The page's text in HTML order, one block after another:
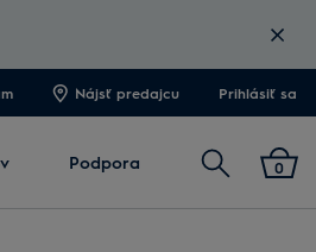
Nájsť predajcu Prihlásiť sa
Podpora Vyhľadať0